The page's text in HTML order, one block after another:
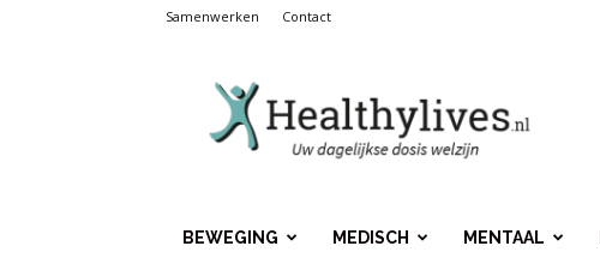
Samenwerken Contact
BEWEGING MEDISCH MENTAAL